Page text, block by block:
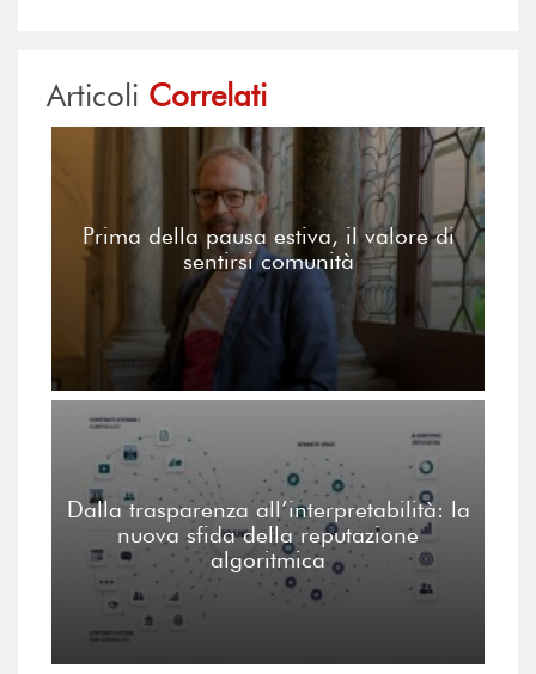
Articoli Correlati
Prima della pausa estiva, il valore di
sentirsi comunità
Dalla trasparenza all’interpretabilità: la
nuova sfida della reputazione
algoritmica